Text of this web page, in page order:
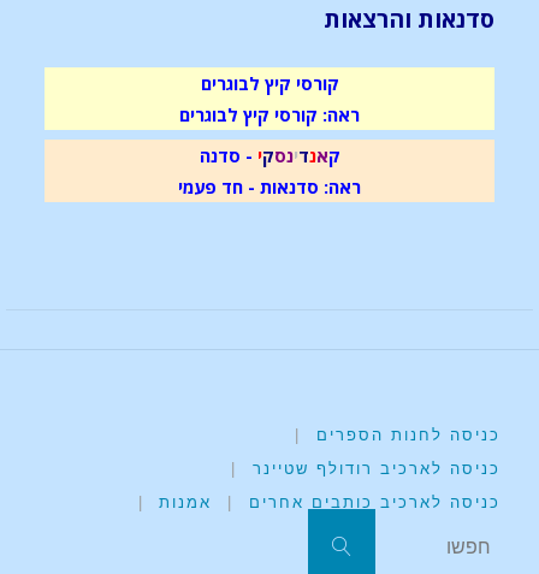
סדנאות והרצאות
קורסי קיץ לבוגרים
ראה: קורסי קיץ לבוגרים
קאנדינסקי - סדנה
ראה: סדנאות - חד פעמי
כניסה לחנות הספרים
כניסה לארכיב רודולף שטיינר
כניסה לארכיב כותבים אחרים
אמנות
חפשו